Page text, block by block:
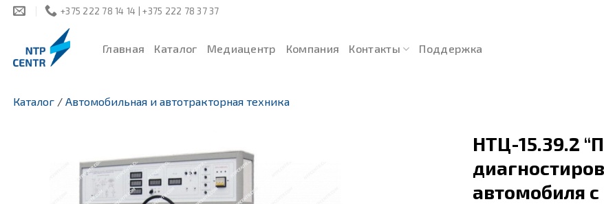
Skip
+375 222 78 14 14 | +375 222 78 37 37
Главная Каталог Медиацентр Компания Контакты Поддержка
Каталог / Автомобильная и автотракторная техника
НТЦ-15.39.2
автомобиля